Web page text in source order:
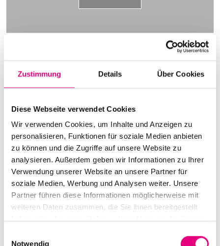
Zustimmung Details Über Cookies
Diese Webseite verwendet Cookies
Wir verwenden Cookies, um Inhalte und Anzeigen zu
personalisieren, Funktionen für soziale Medien anbieten
zu können und die Zugriffe auf unsere Website zu
analysieren. Außerdem geben wir Informationen zu Ihrer
Verwendung unserer Website an unsere Partner für
soziale Medien, Werbung und Analysen weiter. Unsere
Partner führen diese Informationen möglicherweise mit
weiteren Daten zusammen, die Sie ihnen bereitgestellt
Notwendig
All events at a glance
To the programme